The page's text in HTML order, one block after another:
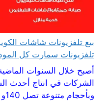
تلفزيونات سمارت كل
أصبح خلال السنوات
الشركات في انتاج أحدث